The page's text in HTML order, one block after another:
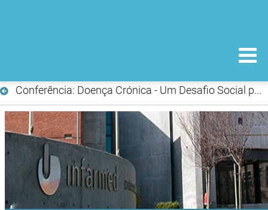
Conferência: Doença Crónica - Um Desafio Social para o Século XXI